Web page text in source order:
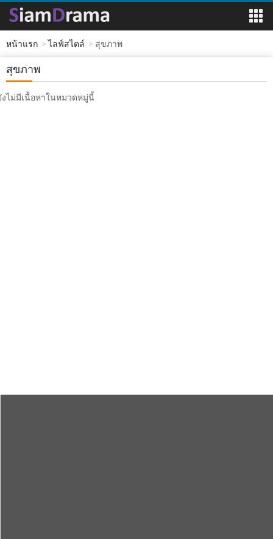
หน้าแรก ไลฟ์สไตล์ สุขภาพ
สุขภาพ
งไม่มีเนื้อหาในหมวดหมู่นี้